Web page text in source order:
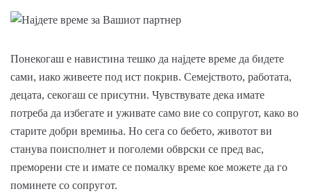
Понекогаш е навистина тешко да најдете време да бидете
сами, иако живеете под ист покрив. Семејството, работата,
децата, секогаш се присутни. Чувствувате дека имате
потреба да избегате и уживате само вие со сопругот, како во
старите добри времиња. Но сега со бебето, животот ви
станува поисполнет и поголеми обврски се пред вас,
преморени сте и имате се помалку време кое можете да го
поминете со сопругот.